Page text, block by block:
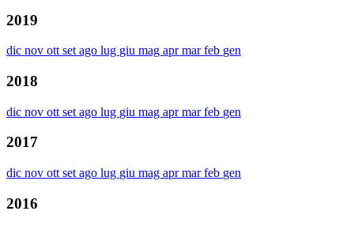
2019
dic nov ott set ago lug giu mag aprmarfeb gen
2018
dic nov ott set ago lug giu mag aprmarfeb gen
2017
dic nov ott set ago lug giu mag aprmarfeb gen
2016